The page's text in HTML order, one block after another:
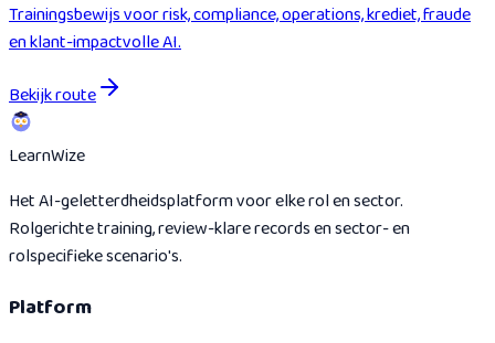
Trainingsbewijs voor risk, compliance, operations, krediet, fraude
en klant-impactvolle AI.
Bekijk route
LearnWize
Het AI-geletterdheidsplatform voor elke rol en sector.
Rolgerichte training, review-klare records en sector- en
rolspecifieke scenario's.
Platform